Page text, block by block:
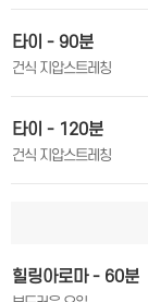
타이 - 90분
건식 지압스트레칭
타이 - 120분
건식 지압스트레칭
힐링아로마 - 60분